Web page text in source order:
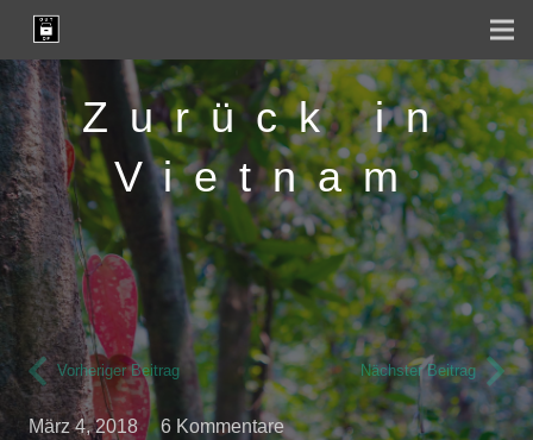
Zurück in
Vietnam
Vorheriger Beitrag Nächster Beitrag
März 4, 2018 6 Kommentare